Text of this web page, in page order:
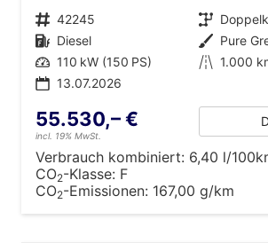
Fahrzeugnr. 42245 Getriebe
Kraftstoff Diesel Außenfarbe Pure
Leistung 110 kW (150 PS) Kilometerstand 1.000
13.07.2026
55.530,– €
incl. 19% MwSt.
Verbrauch kombiniert: 6,40 l/
CO2-Klasse: F
CO2-Emissionen: 167,00 g/km